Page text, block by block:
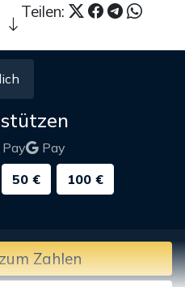
Teilen:
Pay
Pay
50 € 100 €
Zahlen